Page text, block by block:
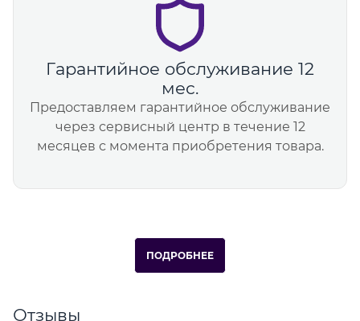
Гарантийное обслуживание 12
мес.
Предоставляем гарантийное обслуживание
через сервисный центр в течение 12
месяцев с момента приобретения товара.
ПОДРОБНЕЕ
Отзывы